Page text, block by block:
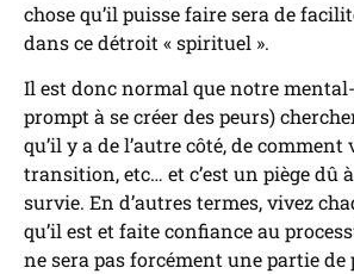
chose qu’il puisse faire sera de
dans ce détroit « spirituel ».
Il est donc normal que notre
prompt à se créer des peurs)
qu’il y a de l’autre côté, de comment
transition, etc… et c’est un piège dû
survie. En d’autres termes, vivez
qu’il est et faite confiance au
ne sera pas forcément une partie